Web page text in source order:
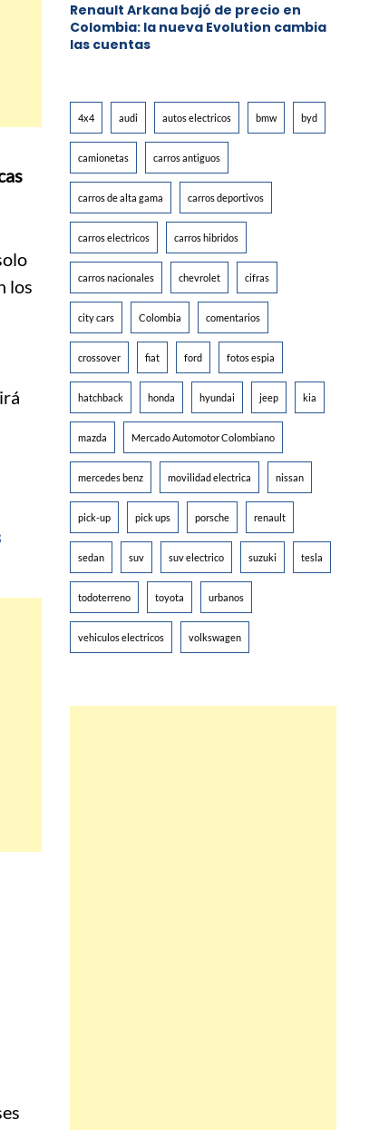
los
Renault Arkana bajó de precio en
Colombia: la nueva Evolution cambia
las cuentas
4x4 audi autos electricos bmw byd
camionetas carros antiguos
carros de alta gama carros deportivos
carros electricos carros hibridos
carros nacionales chevrolet cifras
city cars Colombia comentarios
crossover fiat ford fotos espia
hatchback honda hyundai jeep kia
mazda Mercado Automotor Colombiano
mercedes benz movilidad electrica nissan
pick-up pick ups porsche renault
sedan suv suv electrico suzuki tesla
todoterreno toyota urbanos
vehiculos electricos volkswagen